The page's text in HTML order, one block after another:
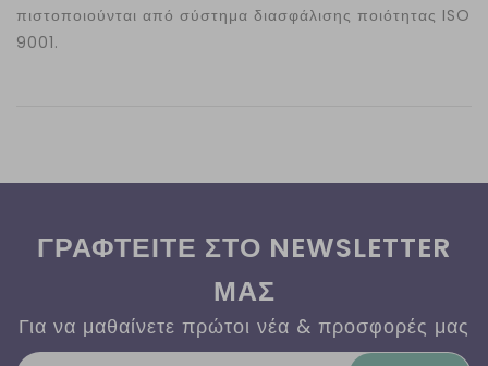
πιστοποιούνται από σύστημα διασφάλισης ποιότητας ISO
9001.
ΓΡΑΦΤΕΙΤΕ ΣΤΟ NEWSLETTER
ΜΑΣ
Για να μαθαίνετε πρώτοι νέα & προσφορές μας